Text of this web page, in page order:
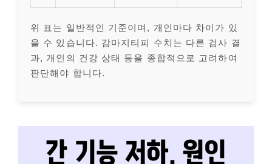
위 표는 일반적인 기준이며, 개인마다 차이가 있
을 수 있습니다. 감마지티피 수치는 다른 검사 결
과, 개인의 건강 상태 등을 종합적으로 고려하여
판단해야 합니다.